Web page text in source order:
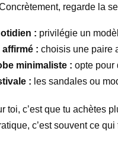
regarde la
: privilégie un
: choisis une paire
minimaliste : opte pour
: les sandales ou
toi, c’est que tu achètes
c’est souvent ce